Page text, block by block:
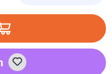
מיינקראפט